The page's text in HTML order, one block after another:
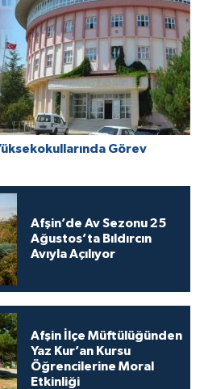
Görev
Afşin’de Av Sezonu 25
Ağustos’ta Bıldırcın
Avıyla Açılıyor
Afşin İlçe Müftülüğünden
Yaz Kur’an Kursu
Öğrencilerine Moral
Etkinliği